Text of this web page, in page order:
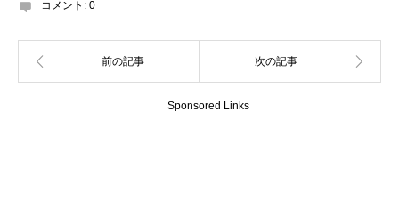
コメント: 0
Sponsored Links